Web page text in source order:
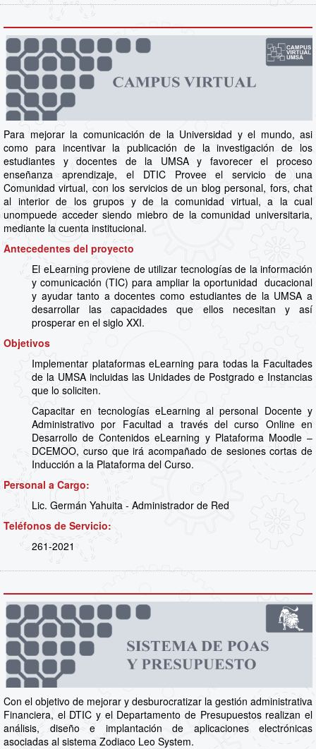
Para mejorar la comunicación de la Universidad y el mundo, asi
como para incentivar la publicación de la investigación de los
estudiantes y docentes de la UMSA y favorecer el proceso
enseñanza aprendizaje, el DTIC Provee el servicio de una
Comunidad virtual, con los servicios de un blog personal, fors, chat
al interior de los grupos y de la comunidad virtual, a la cual
unompuede acceder siendo miebro de la comunidad universitaria,
mediante la cuenta institucional.
Antecedentes del proyecto
El eLearning proviene de utilizar tecnologías de la información
y comunicación (TIC) para ampliar la oportunidad ducacional
y ayudar tanto a docentes como estudiantes de la UMSA a
desarrollar las capacidades que ellos necesitan y así
prosperar en el siglo XXI.
Objetivos
Implementar plataformas eLearning para todas la Facultades
de la UMSA incluidas las Unidades de Postgrado e Instancias
que lo soliciten.
Capacitar en tecnologías eLearning al personal Docente y
Administrativo por Facultad a través del curso Online en
Desarrollo de Contenidos eLearning y Plataforma Moodle –
DCEMOO, curso que irá acompañado de sesiones cortas de
Inducción a la Plataforma del Curso.
Personal a Cargo:
Lic. Germán Yahuita - Administrador de Red
Teléfonos de Servicio:
261-2021
Con el objetivo de mejorar y desburocratizar la gestión administrativa
Financiera, el DTIC y el Departamento de Presupuestos realizan el
análisis, diseño e implantación de aplicaciones electrónicas
asociadas al sistema Zodiaco Leo System.